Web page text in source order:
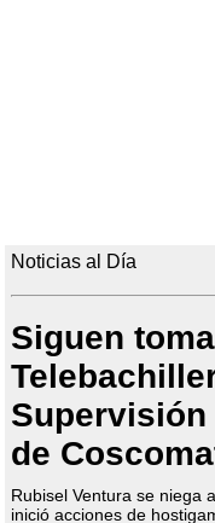
Noticias al Día
Siguen
Supervisión
de
Rubisel Ventura se niega
inició acciones de